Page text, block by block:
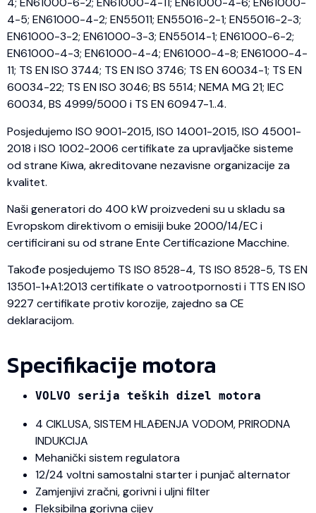
4-5; EN61000-4-2; EN55011; EN55016-2-1; EN55016-2-3;
EN61000-3-2; EN61000-3-3; EN55014-1; EN61000-6-2;
EN61000-4-3; EN61000-4-4; EN61000-4-8; EN61000-4-
11; TS EN ISO 3744; TS EN ISO 3746; TS EN 60034-1; TS EN
60034-22; TS EN ISO 3046; BS 5514; NEMA MG 21; IEC
60034, BS 4999/5000 i TS EN 60947-1..4.
Posjedujemo ISO 9001-2015, ISO 14001-2015, ISO 45001-
2018 i ISO 1002-2006 certifikate za upravljačke sisteme
od strane Kiwa, akreditovane nezavisne organizacije za
kvalitet.
Naši generatori do 400 kW proizvedeni su u skladu sa
Evropskom direktivom o emisiji buke 2000/14/EC i
certificirani su od strane Ente Certificazione Macchine.
Takođe posjedujemo TS ISO 8528-4, TS ISO 8528-5, TS EN
13501-1+A1:2013 certifikate o vatrootpornosti i TTS EN ISO
9227 certifikate protiv korozije, zajedno sa CE
deklaracijom.
Specifikacije motora
VOLVO serija teških dizel motora
4 CIKLUSA, SISTEM HLAĐENJA VODOM, PRIRODNA
INDUKCIJA
Mehanički sistem regulatora
12/24 voltni samostalni starter i punjač alternator
Zamjenjivi zračni, gorivni i uljni filter
Fleksibilna gorivna cijev